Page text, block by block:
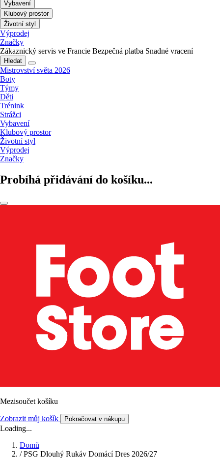
Vybavení
Klubový prostor
Životní styl
Výprodej
Značky
Zákaznický servis ve Francie Bezpečná platba Snadné vracení
Hledat
Mistrovství světa 2026
Boty
Týmy
Děti
Trénink
Strážci
Vybavení
Klubový prostor
Životní styl
Výprodej
Značky
Probíhá přidávání do košíku...
Mezisoučet košíku
Zobrazit můj košík Pokračovat v nákupu
Loading...
Domů
/ PSG Dlouhý Rukáv Domácí Dres 2026/27